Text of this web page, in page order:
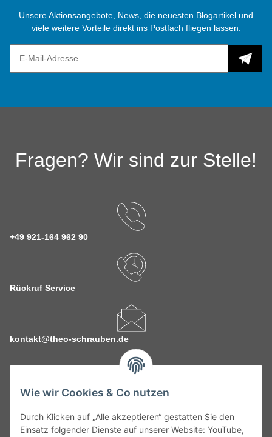
Wie wir Cookies & Co nutzen
Durch Klicken auf „Alle akzeptieren“ gestatten Sie den
Einsatz folgender Dienste auf unserer Website: YouTube,
Unsere Aktionsangebote, News, die neuesten Blogartikel und
viele weitere Vorteile direkt ins Postfach fliegen lassen.
Fragen? Wir sind zur Stelle!
+49 921-164 962 90
Rückruf Service
kontakt@theo-schrauben.de
Service